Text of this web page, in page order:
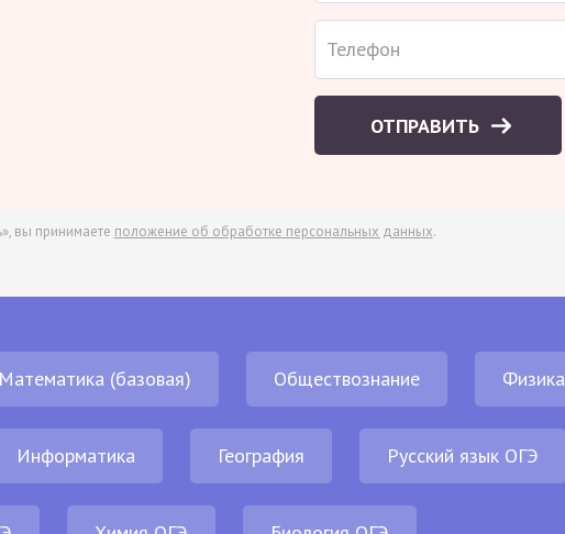
ОТПРАВИТЬ
вы принимаете положение об обработке персональных данных.
Математика (базовая) Обществознание Физика
Информатика География Русский язык ОГЭ